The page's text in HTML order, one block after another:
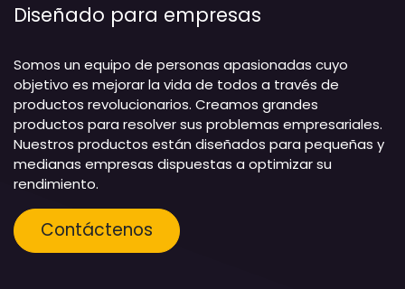
Diseñado para empresas
Somos un equipo de personas apasionadas cuyo
objetivo es mejorar la vida de todos a través de
productos revolucionarios. Creamos grandes
productos para resolver sus problemas empresariales.
Nuestros productos están diseñados para pequeñas y
medianas empresas dispuestas a optimizar su
rendimiento.
Contáctenos